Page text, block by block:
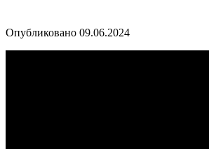
Опубликовано 09.06.2024